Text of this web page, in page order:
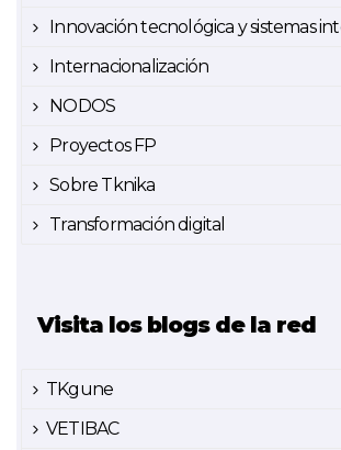
Innovación tecnológica y sistemas
Internacionalización
NODOS
Proyectos FP
Sobre Tknika
Transformación digital
Visita los blogs de la red
TKgune
VETIBAC